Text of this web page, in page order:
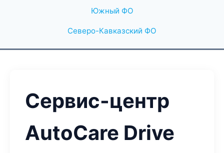
Южный ФО
Северо-Кавказский ФО
Сервис-центр
AutoCare Drive